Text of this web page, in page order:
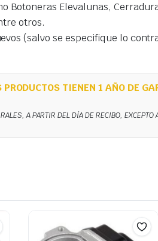
Botoneras Elevalunas,
otros.
(salvo se especifique lo
PRODUCTOS TIENEN 1 AÑO DE
A PARTIR DEL DÍA DE RECIBO,